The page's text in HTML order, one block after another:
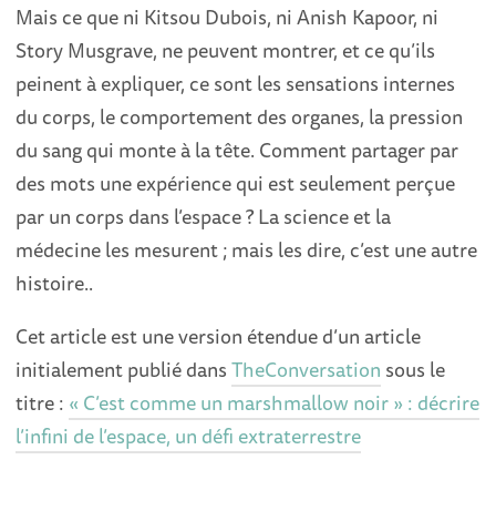
Mais ce que ni Kitsou Dubois, ni Anish Kapoor, ni
Story Musgrave, ne peuvent montrer, et ce qu’ils
peinent à expliquer, ce sont les sensations internes
du corps, le comportement des organes, la pression
du sang qui monte à la tête. Comment partager par
des mots une expérience qui est seulement perçue
par un corps dans l’espace ? La science et la
médecine les mesurent ; mais les dire, c’est une autre
histoire..
Cet article est une version étendue d’un article
initialement publié dansTheConversation sous le
titre : « C’est comme un marshmallow noir » : décrire
l’infini de l’espace, un défi extraterrestre